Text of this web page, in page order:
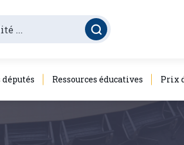
députés Ressources éducatives Prix